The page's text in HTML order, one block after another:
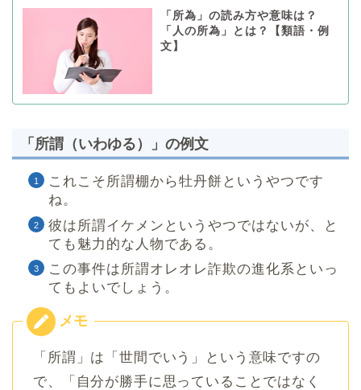
「所為」の読み方や意味は？
「人の所為」とは？【類語・例
文】
「所謂（いわゆる）」の例文
これこそ所謂棚から牡丹餅というやつです
ね。
彼は所謂イケメンというやつではないが、と
ても魅力的な人物である。
この事件は所謂オレオレ詐欺の進化系といっ
てもよいでしょう。
「所謂」は「世間でいう」という意味ですの
で、「自分が勝手に思っていることではなく